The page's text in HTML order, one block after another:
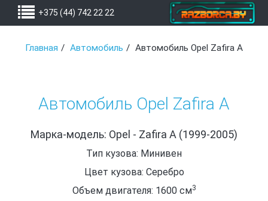
+375 (44) 742 22 22
Главная Автомобиль Автомобиль Opel Zafira A
Автомобиль Opel Zafira A
Марка-модель: Opel - Zafira A (1999-2005)
Тип кузова: Минивен
Цвет кузова: Серебро
Объем двигателя: 1600 см3